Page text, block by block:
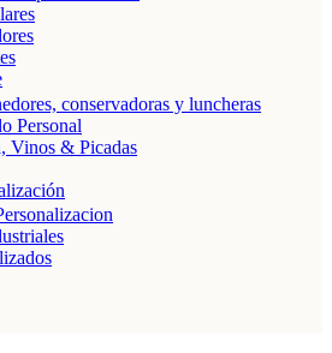
conservadoras y luncheras
Personal
Vinos & Picadas